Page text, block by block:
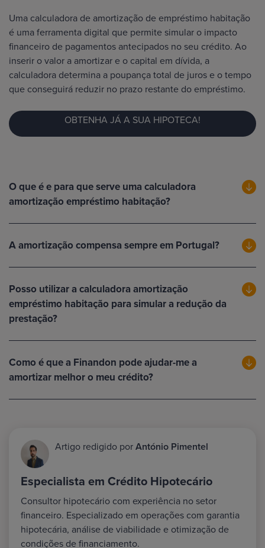
Uma calculadora de amortização de empréstimo habitação
é uma ferramenta digital que permite simular o impacto
financeiro de pagamentos antecipados no seu crédito. Ao
inserir o valor a amortizar e o capital em dívida, a
calculadora determina a poupança total de juros e o tempo
que conseguirá reduzir no prazo restante do empréstimo.
OBTENHA JÁ A SUA HIPOTECA!
O que é e para que serve uma calculadora
amortização empréstimo habitação?
A amortização compensa sempre em Portugal?
Posso utilizar a calculadora amortização
empréstimo habitação para simular a redução da
prestação?
Como é que a Finandon pode ajudar-me a
amortizar melhor o meu crédito?
Artigo redigido porAntónio Pimentel
Especialista em Crédito Hipotecário
Consultor hipotecário com experiência no setor
financeiro. Especializado em operações com garantia
hipotecária, análise de viabilidade e otimização de
condições de financiamento.